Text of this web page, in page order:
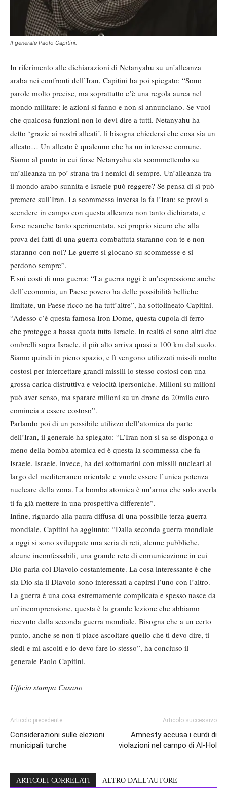
Il generale Paolo Capitini.
In riferimento alle dichiarazioni di Netanyahu su un’alleanza
araba nei confronti dell’Iran, Capitini ha poi spiegato: “Sono
parole molto precise, ma soprattutto c’è una regola aurea nel
mondo militare: le azioni si fanno e non si annunciano. Se vuoi
che qualcosa funzioni non lo devi dire a tutti. Netanyahu ha
detto ‘grazie ai nostri alleati’, lì bisogna chiedersi che cosa sia un
alleato… Un alleato è qualcuno che ha un interesse comune.
Siamo al punto in cui forse Netanyahu sta scommettendo su
un’alleanza un po’ strana tra i nemici di sempre. Un’alleanza tra
il mondo arabo sunnita e Israele può reggere? Se pensa di sì può
premere sull’Iran. La scommessa inversa la fa l’Iran: se provi a
scendere in campo con questa alleanza non tanto dichiarata, e
forse neanche tanto sperimentata, sei proprio sicuro che alla
prova dei fatti di una guerra combattuta staranno con te e non
staranno con noi? Le guerre si giocano su scommesse e si
perdono sempre”.
E sui costi di una guerra: “La guerra oggi è un’espressione anche
dell’economia, un Paese povero ha delle possibilità belliche
limitate, un Paese ricco ne ha tutt’altre”, ha sottolineato Capitini.
“Adesso c’è questa famosa Iron Dome, questa cupola di ferro
che protegge a bassa quota tutta Israele. In realtà ci sono altri due
ombrelli sopra Israele, il più alto arriva quasi a 100 km dal suolo.
Siamo quindi in pieno spazio, e lì vengono utilizzati missili molto
costosi per intercettare grandi missili lo stesso costosi con una
grossa carica distruttiva e velocità ipersoniche. Milioni su milioni
può aver senso, ma sparare milioni su un drone da 20mila euro
comincia a essere costoso”.
Parlando poi di un possibile utilizzo dell’atomica da parte
dell’Iran, il generale ha spiegato: “L’Iran non si sa se disponga o
meno della bomba atomica ed è questa la scommessa che fa
Israele. Israele, invece, ha dei sottomarini con missili nucleari al
largo del mediterraneo orientale e vuole essere l’unica potenza
nucleare della zona. La bomba atomica è un’arma che solo averla
ti fa già mettere in una prospettiva differente”.
Infine, riguardo alla paura diffusa di una possibile terza guerra
mondiale, Capitini ha aggiunto: “Dalla seconda guerra mondiale
a oggi si sono sviluppate una seria di reti, alcune pubbliche,
alcune inconfessabili, una grande rete di comunicazione in cui
Dio parla col Diavolo costantemente. La cosa interessante è che
sia Dio sia il Diavolo sono interessati a capirsi l’uno con l’altro.
La guerra è una cosa estremamente complicata e spesso nasce da
un’incomprensione, questa è la grande lezione che abbiamo
ricevuto dalla seconda guerra mondiale. Bisogna che a un certo
punto, anche se non ti piace ascoltare quello che ti devo dire, ti
siedi e mi ascolti e io devo fare lo stesso”, ha concluso il
generale Paolo Capitini.
Ufficio stampa Cusano
Articolo precedente
Considerazioni sulle elezioni
municipali turche
Articolo successivo
Amnesty accusa i curdi di
violazioni nel campo di Al-Hol
ARTICOLI CORRELATI ALTRO DALL'AUTORE